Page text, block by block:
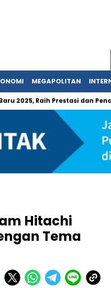
MEGAPOLITAN
Raih Prestasi dan
Hitachi
Tema